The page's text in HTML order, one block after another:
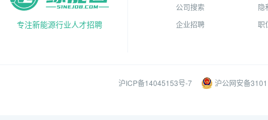
专注新能源行业人才招聘
公司搜索
企业招聘
隐
职
沪ICP备14045153号-7 沪公网安备